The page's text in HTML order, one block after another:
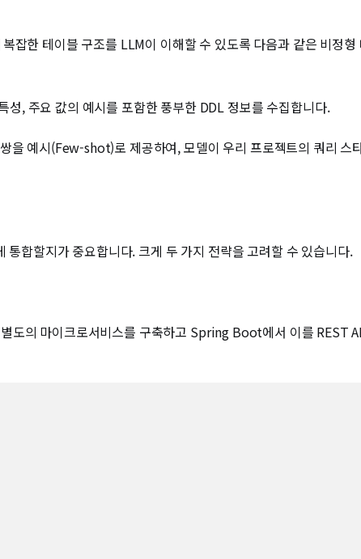
한 테이블 구조를 LLM이 이해할 수 있도록 다음과 같은 비정형
, 주요 값의 예시를 포함한 풍부한 DDL 정보를 수집합니다.
예시(Few-shot)로 제공하여, 모델이 우리 프로젝트의 쿼리 스
합할지가 중요합니다. 크게 두 가지 전략을 고려할 수 있습니다.
도의 마이크로서비스를 구축하고 Spring Boot에서 이를 REST